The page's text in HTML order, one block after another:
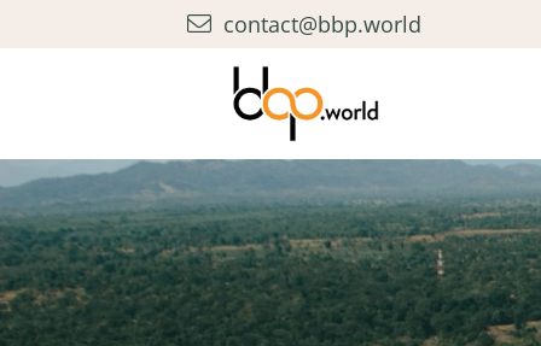
contact@bbp.world